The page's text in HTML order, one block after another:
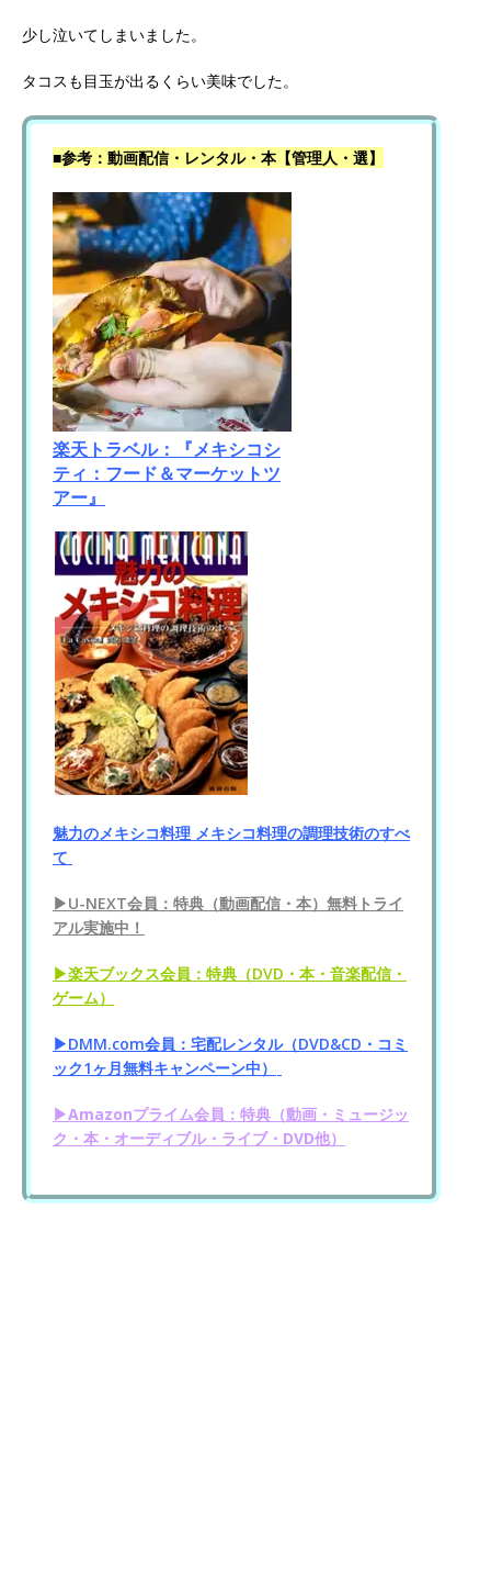
少し泣いてしまいました。
タコスも目玉が出るくらい美味でした。
■参考：動画配信・レンタル・本【管理人・選】
楽天トラベル：『メキシコシ
ティ：フード＆マーケットツ
アー』
魅力のメキシコ料理 メキシコ料理の調理技術のすべ
て
▶U-NEXT会員：特典（動画配信・本）無料トライ
アル実施中！
▶楽天ブックス会員：特典（DVD・本・音楽配信・
ゲーム）
▶DMM.com会員：宅配レンタル（DVD&CD・コミ
ック1ヶ月無料キャンペーン中）
▶Amazonプライム会員：特典（動画・ミュージッ
ク・本・オーディブル・ライブ・DVD他）